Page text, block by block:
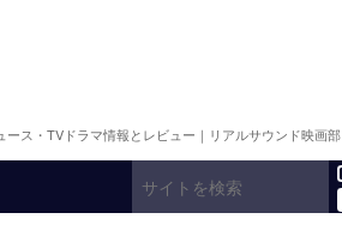
ース・TVドラマ情報とレビュー｜リアルサウンド映画部